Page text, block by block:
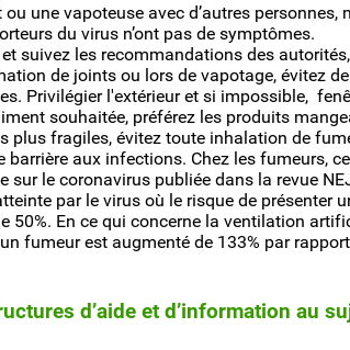
une vapoteuse avec d’autres personnes,
du virus n’ont pas de symptômes.
suivez les recommandations des
de joints ou lors de vapotage, évitez
Privilégier l'extérieur et si impossible,
souhaitée, préférez les produits
plus fragiles, évitez toute inhalation de
aux infections. Chez les fumeurs,
sur le coronavirus publiée dans la revue
par le virus où le risque de présenter
50%. En ce qui concerne la ventilation
fumeur est augmenté de 133% par
d’aide et d’information au